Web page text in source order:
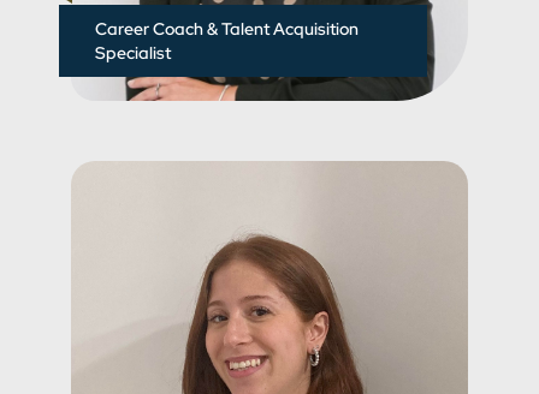
Career Coach & Talent Acquisition
Specialist